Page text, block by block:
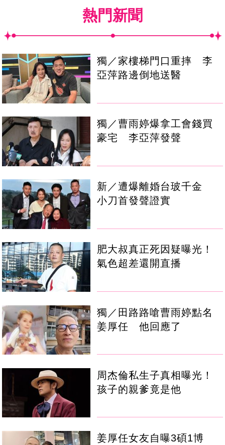
熱門新聞
獨／家樓梯門口重摔 李
亞萍路邊倒地送醫
獨／曹雨婷爆拿工會錢買
豪宅 李亞萍發聲
新／遭爆離婚台玻千金
小刀首發聲證實
肥大叔真正死因疑曝光！
氣色超差還開直播
獨／田路路嗆曹雨婷點名
姜厚任 他回應了
周杰倫私生子真相曝光！
孩子的親爹竟是他
姜厚任女友自曝3碩1博